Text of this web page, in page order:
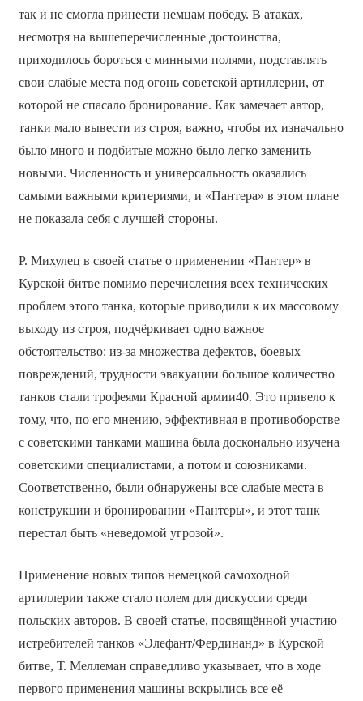
так и не смогла принести немцам победу. В атаках,
несмотря на вышеперечисленные достоинства,
приходилось бороться с минными полями, подставлять
свои слабые места под огонь советской артиллерии, от
которой не спасало бронирование. Как замечает автор,
танки мало вывести из строя, важно, чтобы их изначально
было много и подбитые можно было легко заменить
новыми. Численность и универсальность оказались
самыми важными критериями, и «Пантера» в этом плане
не показала себя с лучшей стороны.
Р. Михулец в своей статье о применении «Пантер» в
Курской битве помимо перечисления всех технических
проблем этого танка, которые приводили к их массовому
выходу из строя, подчёркивает одно важное
обстоятельство: из-за множества дефектов, боевых
повреждений, трудности эвакуации большое количество
танков стали трофеями Красной армии40. Это привело к
тому, что, по его мнению, эффективная в противоборстве
с советскими танками машина была досконально изучена
советскими специалистами, а потом и союзниками.
Соответственно, были обнаружены все слабые места в
конструкции и бронировании «Пантеры», и этот танк
перестал быть «неведомой угрозой».
Применение новых типов немецкой самоходной
артиллерии также стало полем для дискуссии среди
польских авторов. В своей статье, посвящённой участию
истребителей танков «Элефант/Фердинанд» в Курской
битве, Т. Меллеман справедливо указывает, что в ходе
первого применения машины вскрылись все её